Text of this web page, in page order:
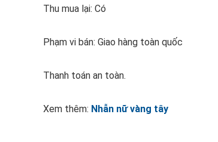
Thu mua lại: Có
Phạm vi bán: Giao hàng toàn quốc
Thanh toán an toàn.
Xem thêm: Nhẫn nữ vàng tây